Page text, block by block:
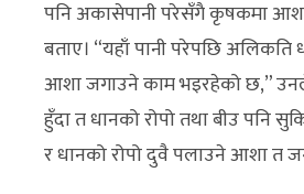
पनि अकासेपानी परेसँगै कृषकमा
बताए। “यहाँ पानी परेपछि अलिकति
आशा जगाउने काम भइरहेको छ,”
हुँदा त धानको रोपो तथा बीउ पनि
र धानको रोपो दुवै पलाउने आशा त